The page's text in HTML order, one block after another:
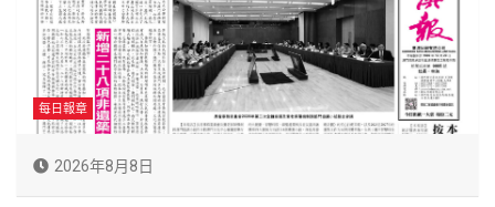
每日報章
2026年8月8日